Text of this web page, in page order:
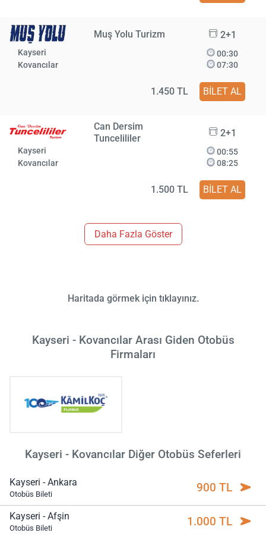
Muş Yolu Turizm 2+1
Kayseri
Kovancılar
00:30
07:30
1.450 TL BİLET AL
Can Dersim
Tuncelililer
2+1
Kayseri
Kovancılar
00:55
08:25
1.500 TL BİLET AL
Daha Fazla Göster
Haritada görmek için tıklayınız.
Kayseri - Kovancılar Arası Giden Otobüs
Firmaları
Kayseri - Kovancılar Diğer Otobüs Seferleri
Kayseri - Ankara
Otobüs Bileti 900 TL
Kayseri - Afşin
Otobüs Bileti 1.000 TL